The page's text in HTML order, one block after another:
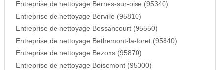
Entreprise de nettoyage Bernes-sur-oise (95340)
Entreprise de nettoyage Berville (95810)
Entreprise de nettoyage Bessancourt (95550)
Entreprise de nettoyage Bethemont-la-foret (95840)
Entreprise de nettoyage Bezons (95870)
Entreprise de nettoyage Boisemont (95000)